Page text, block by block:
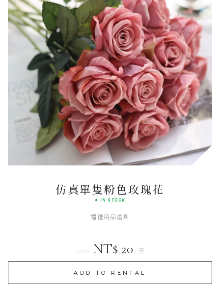
Classic
HERITAGE LINE
仿真單隻粉色玫瑰花
● IN STOCK
婚禮用品道具
FROM NT$ 20 / 天
ADD TO RENTAL